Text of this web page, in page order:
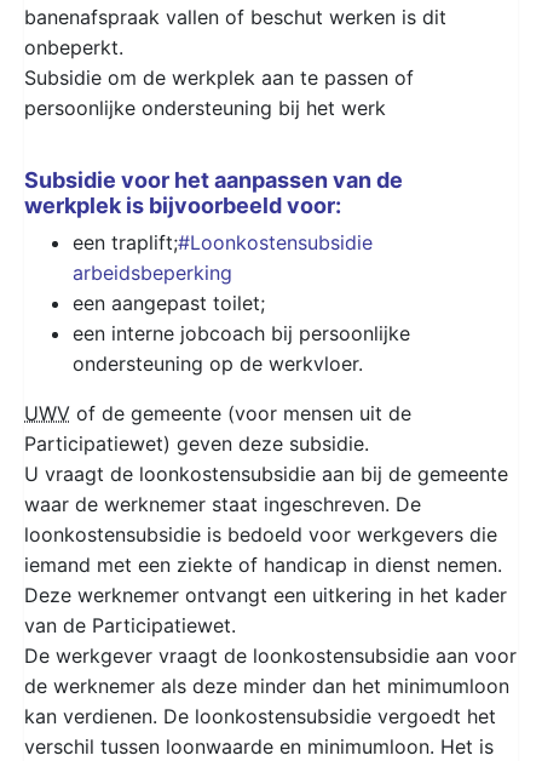
banenafspraak vallen of beschut werken is dit
onbeperkt.
Subsidie om de werkplek aan te passen of
persoonlijke ondersteuning bij het werk
Subsidie voor het aanpassen van de
werkplek is bijvoorbeeld voor:
een traplift;#Loonkostensubsidie
arbeidsbeperking
een aangepast toilet;
een interne jobcoach bij persoonlijke
ondersteuning op de werkvloer.
UWV of de gemeente (voor mensen uit de
Participatiewet) geven deze subsidie.
U vraagt de loonkostensubsidie aan bij de gemeente
waar de werknemer staat ingeschreven. De
loonkostensubsidie is bedoeld voor werkgevers die
iemand met een ziekte of handicap in dienst nemen.
Deze werknemer ontvangt een uitkering in het kader
van de Participatiewet.
De werkgever vraagt de loonkostensubsidie aan voor
de werknemer als deze minder dan het minimumloon
kan verdienen. De loonkostensubsidie vergoedt het
verschil tussen loonwaarde en minimumloon. Het is